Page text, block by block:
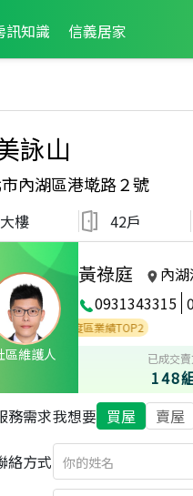
訊知識 信義居家
詠山
內湖區港墘路２號
大樓 42戶
區維護人
黃祿庭
內
0931343315
年度區業績TOP2
已成交
148
務需求我想要 買屋 賣屋
絡方式